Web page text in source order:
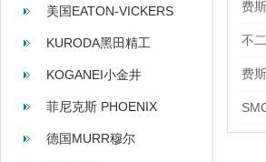
美国EATON-VICKERS
KURODA黑田精工
KOGANEI小金井
菲尼克斯 PHOENIX
CONTACT
德国MURR穆尔
费
不
费